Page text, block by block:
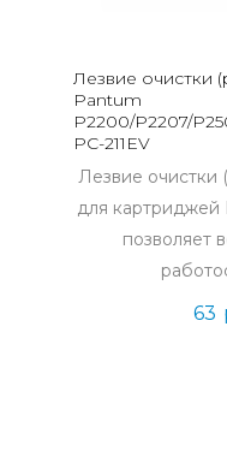
Лезвие очистки
Pantum
P2200/P2207/
PC-211EV
Лезвие очистки
для картриджей
позволяет
63